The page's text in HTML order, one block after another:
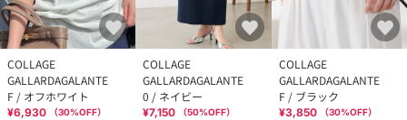
COLLAGE
GALLARDAGALANTE
F / オフホワイト
¥6,930 （30%OFF）
COLLAGE
GALLARDAGALANTE
0 / ネイビー
¥7,150 （50%OFF）
COLLAGE
GALLARDAGALANTE
F / ブラック
¥3,850 （30%OFF）